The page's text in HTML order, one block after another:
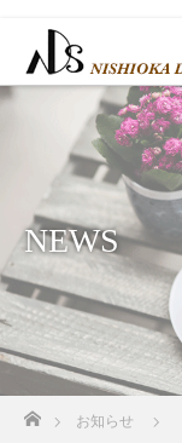
NEWS
ホーム
お知らせ